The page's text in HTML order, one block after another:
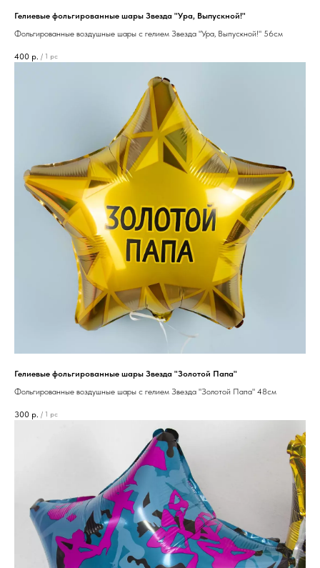
Гелиевые фольгированные шары Звезда "Ура, Выпускной!"
Фольгированные воздушные шары с гелием Звезда "Ура, Выпускной!" 56см
400 р. / 1 pc
Гелиевые фольгированные шары Звезда "Золотой Папа"
Фольгированные воздушные шары с гелием Звезда "Золотой Папа" 48см
300 р. / 1 pc